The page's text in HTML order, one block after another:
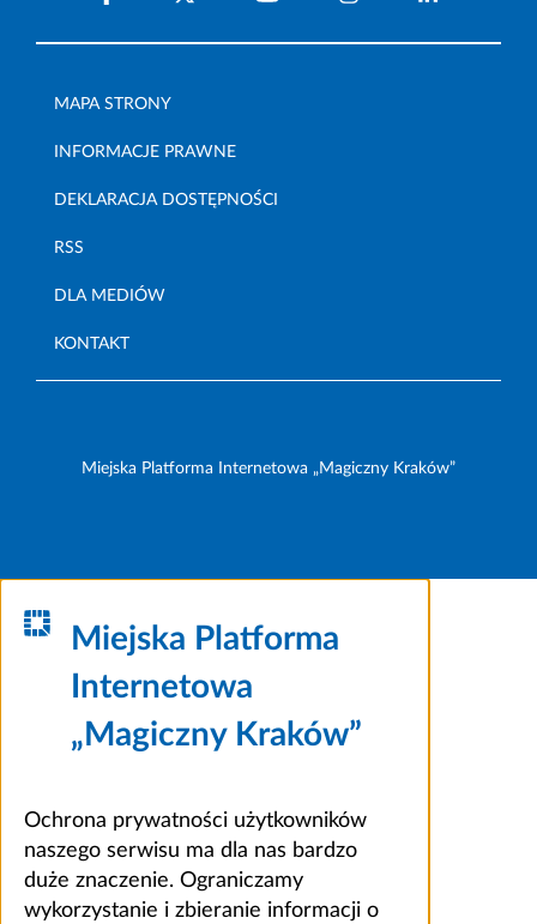
MAPA STRONY
INFORMACJE PRAWNE
DEKLARACJA DOSTĘPNOŚCI
RSS
DLA MEDIÓW
KONTAKT
Miejska Platforma Internetowa „Magiczny Kraków”
Miejska Platforma
Internetowa
„Magiczny Kraków”
Ochrona prywatności użytkowników
naszego serwisu ma dla nas bardzo
duże znaczenie. Ograniczamy
wykorzystanie i zbieranie informacji o